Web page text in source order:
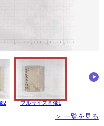
2 フルサイズ画像1
＞ 一覧を見る